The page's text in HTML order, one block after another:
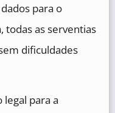
para o
todas as serventias
dificuldades
legal para a